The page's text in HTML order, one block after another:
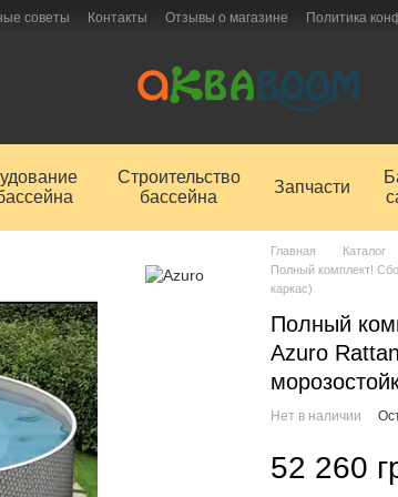
советы Контакты Отзывы о магазине Политика
Строительство
бассейна
Запчасти
Главная Каталог
Полный комплект!
каркас)
Полный
Azuro
Нет в наличии
52 260